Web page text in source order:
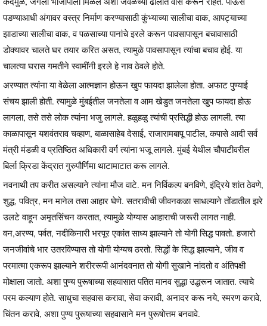
पडण्याआधी अंगावर वस्त्र निर्माण करण्यासाठी कुंभ्याच्या सालीचा वाक, आपट्याच्या
झाडाच्या सालीचा वाक, व पळसाच्या पानांचे इरले करून पावसापासून बचावासाठी
डोक्यावर चालते घर तयार करित असत, त्यामुळे पावसापासून त्यांचा बचाव होई. या
चालत्या घरास गमतीने स्वामींनी इरले हे नाव ठेवले होते.
अरण्यात त्यांना या वेळेला आत्मज्ञान होऊन खुप फायदा झालेला होता. अफाट पुण्याई
संचय झाली होती. त्यामुळे मुंबईतील जनतेला व आम खेडुत जनतेला खुप फायदा होऊ
लागला, तसे तसे लोक त्यांना भजु लागले. हळुहळु त्यांची प्रसिद्धी होऊ लागली. त्या
काळापासून यशवंतराव चव्हाण, बाळासाहेब देसाई, राजारामबापू पाटील, कपासे आदी सर्व
मंत्री मंडळी व प्रतिष्ठित अधिकारी वर्ग त्यांना भजू लागले. मुंबई येथील चौपाटीवरील
बिर्ला क्रिडा केंद्रात गुरुपौर्णिमा थाटामाटात करू लागले.
नवनाथी तप करीत असल्याने त्यांना मौज वाटे. मन निर्विकल्प बनविणे, इंद्रिये शांत ठेवणे,
शुद्ध, पवित्र, मन मानेल तसा आहार घेणे. सतरावीची जीवनकळा साधल्याने तोंडातील झरे
उलटे वाहून अमृतसिंचन करतात, त्यामुळे योग्यास आहाराची जरूरी लागत नाही.
वन,अरण्य, पर्वत, नदीकिनारी भरपूर एकांत साध्य झाल्याने तो योगी सिद्ध पावतो. हजारो
जनजीवांचे भार उतरविण्यास तो योगी योग्यच ठरतो. सिद्धों के सिद्ध झाल्याने, जीव व
परमात्मा एकरूप झाल्याने शरीररूपी आनंदवनात तो योगी सुखाने नांदतो व अंतिपक्षी
मोक्षाला जातो. अशा पुण्य पुरूषाच्या सहवासात पतित मानव सुद्धा उद्धरून जातात. त्याचे
परम कल्याण होते. साधुचा सहवास करावा, सेवा करावी, अनादर करू नये, स्मरण करावे,
चिंतन करावे, अशा पुण्य पुरूषाच्या सहवासाने मन पुरूषोत्तम बनवावे.